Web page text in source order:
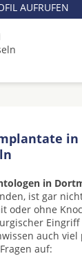
AUFRUFEN
in
in
ist gar
oder ohne
auch viel
auf: